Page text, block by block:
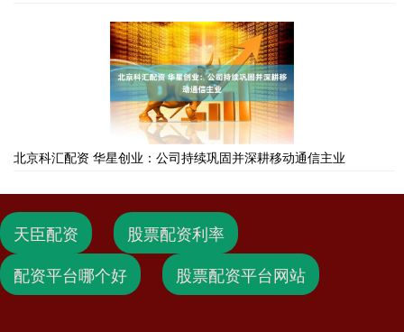
北京科汇配资 华星创业：公司持续巩固并深耕移动通信主业
天臣配资
股票配资利率
配资平台哪个好
股票配资平台网站